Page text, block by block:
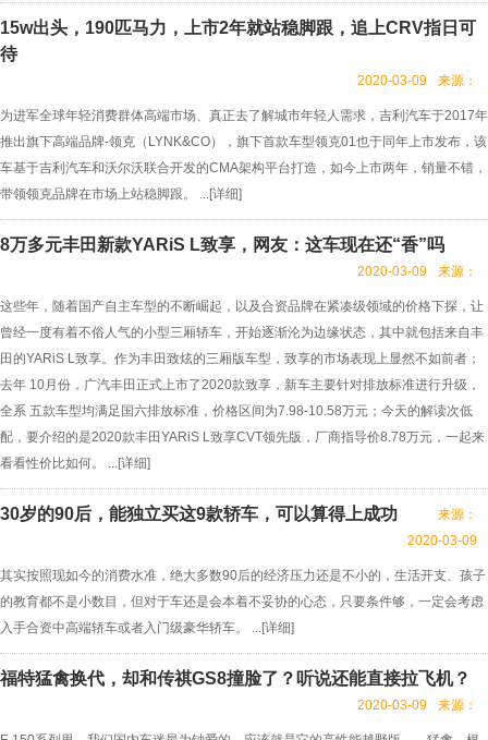
15w出头，190匹马力，上市2年就站稳脚跟，追上CRV指日可
待
来源：
2020-03-09
为进军全球年轻消费群体高端市场、真正去了解城市年轻人需求，吉利汽车于2017年
推出旗下高端品牌-领克（LYNK&CO），旗下首款车型领克01也于同年上市发布，该
车基于吉利汽车和沃尔沃联合开发的CMA架构平台打造，如今上市两年，销量不错，
带领领克品牌在市场上站稳脚跟。 ...[详细]
8万多元丰田新款YARiS L致享，网友：这车现在还“香”吗
来源：
2020-03-09
这些年，随着国产自主车型的不断崛起，以及合资品牌在紧凑级领域的价格下探，让
曾经一度有着不俗人气的小型三厢轿车，开始逐渐沦为边缘状态，其中就包括来自丰
田的YARiS L致享。作为丰田致炫的三厢版车型，致享的市场表现上显然不如前者；
去年 10月份，广汽丰田正式上市了2020款致享，新车主要针对排放标准进行升级，
全系 五款车型均满足国六排放标准，价格区间为7.98-10.58万元；今天的解读次低
配，要介绍的是2020款丰田YARiS L致享CVT领先版，厂商指导价8.78万元，一起来
看看性价比如何。 ...[详细]
30岁的90后，能独立买这9款轿车，可以算得上成功
来源：
2020-03-09
其实按照现如今的消费水准，绝大多数90后的经济压力还是不小的，生活开支、孩子
的教育都不是小数目，但对于车还是会本着不妥协的心态，只要条件够，一定会考虑
入手合资中高端轿车或者入门级豪华轿车。 ...[详细]
福特猛禽换代，却和传祺GS8撞脸了？听说还能直接拉飞机？
来源：
2020-03-09